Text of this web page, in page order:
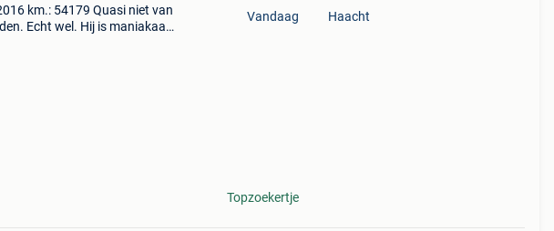
km.: 54179 Quasi niet van
Echt wel. Hij is maniakaal
Vandaag
Topzoekertje
Haacht